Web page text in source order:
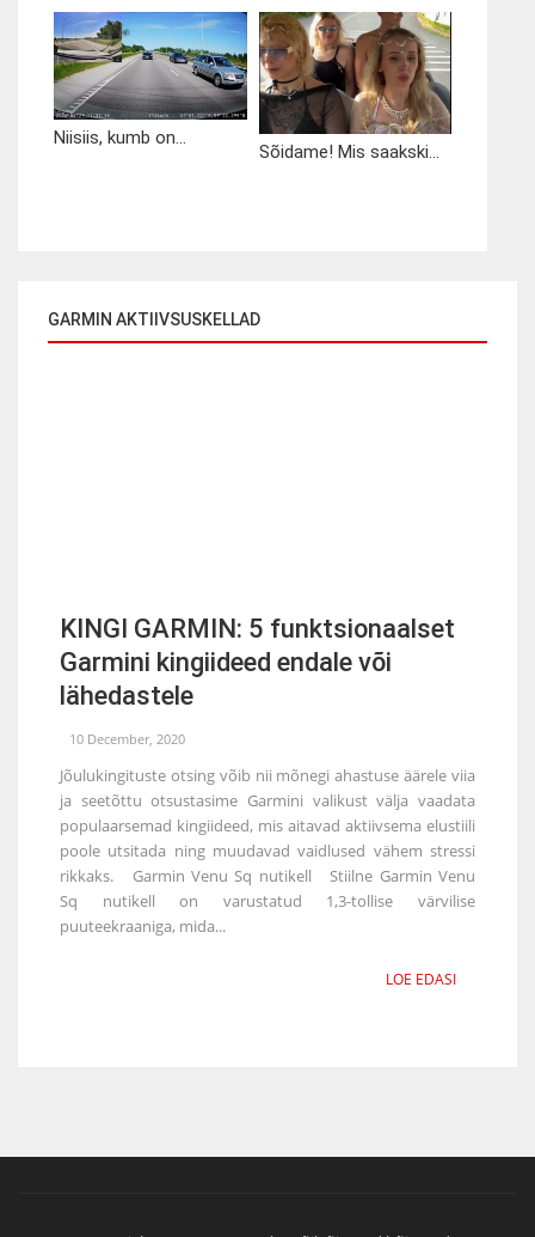
Niisiis, kumb on...
Sõidame! Mis saakski...
GARMIN AKTIIVSUSKELLAD
KINGI GARMIN: 5 funktsionaalset
Garmini kingiideed endale või
lähedastele
10 December, 2020
Jõulukingituste otsing võib nii mõnegi ahastuse äärele viia
ja seetõttu otsustasime Garmini valikust välja vaadata
populaarsemad kingiideed, mis aitavad aktiivsema elustiili
poole utsitada ning muudavad vaidlused vähem stressi
rikkaks. Garmin Venu Sq nutikell Stiilne Garmin Venu
Sq nutikell on varustatud 1,3-tollise värvilise
puuteekraaniga, mida...
LOE EDASI